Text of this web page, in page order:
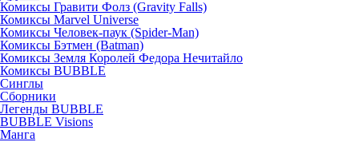
Комиксы Гравити Фолз (Gravity Falls)
Комиксы Marvel Universe
Комиксы Человек-паук (Spider-Man)
Комиксы Бэтмен (Batman)
Комиксы Земля Королей Федора Нечитайло
Комиксы BUBBLE
Синглы
Сборники
Легенды BUBBLE
BUBBLE Visions
Манга